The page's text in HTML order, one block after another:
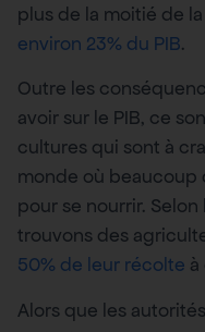
plus de la moitié de
environ 23% du PIB.
Outre les
avoir sur le PIB, ce
cultures qui sont à
monde où
pour se nourrir.
trouvons des
50% de leur récolte
Alors que les